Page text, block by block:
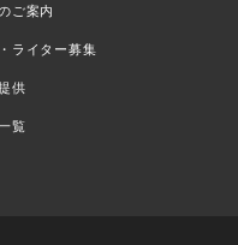
ご案内
ライター募集
供
覧